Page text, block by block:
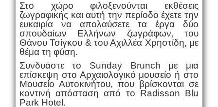
Στο χώρο φιλοξενούνται εκθέσεις
ζωγραφικής και αυτή την περίοδο έχετε την
ευκαιρία να απολαύσετε τα έργα δύο
σπουδαίων Ελλήνων ζωγράφων, του
Θάνου Τσίγκου & του Αχιλλέα Χρηστίδη, με
θέμα τη φύση.
Συνδυάστε το Sunday Brunch με μια
επίσκεψη στο Αρχαιολογικό μουσείο ή στο
Μουσείο Αυτοκινήτου, που βρίσκονται σε
κοντινή απόσταση από το Radisson Blu
Park Hotel.